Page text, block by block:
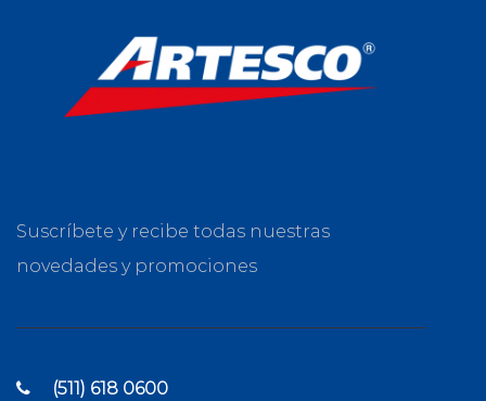
Suscríbete y recibe todas nuestras
novedades y promociones
(511) 618 0600